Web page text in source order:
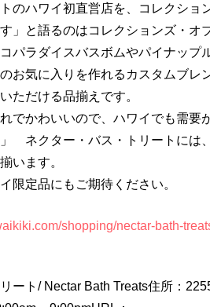
のハワイ初直営店を、コレクショ
」と語るのはコレクションズ・オ
コパラダイスバスボムやパイナッ
お気に入りを作れるカスタムブレ
ただける品揃えです。
でかわいいので、ハワイでも需要
ネクター・バス・トリートには
います。
限定品にもご期待ください。
shopping/nectar-bath-
ート/ Nectar Bath Treats住所：